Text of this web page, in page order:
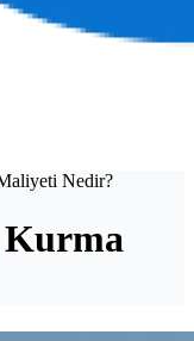
Nedir?
Kurma